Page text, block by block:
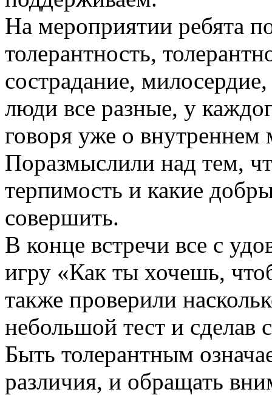
На мероприятии ребята
толерантность,
сострадание,
люди все разные, у
говоря уже о внутреннем
Поразмыслили над тем,
терпимость и какие
совершить.
В конце встречи все с
игру «Как ты хочешь,
также проверили
небольшой тест и сделав
Быть толерантным
различия, и обращать